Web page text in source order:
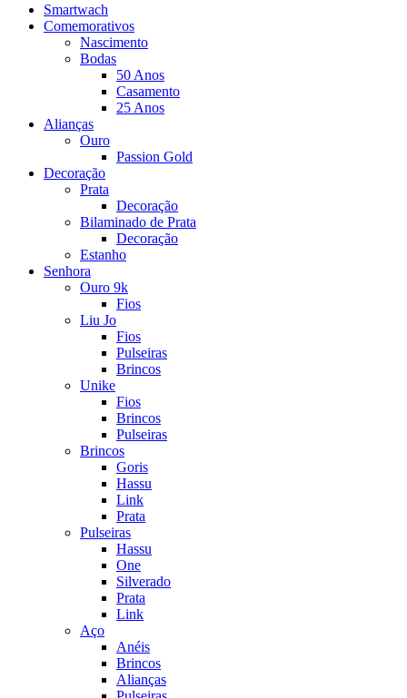
Smartwach
Comemorativos
Nascimento
Bodas
50 Anos
Casamento
25 Anos
Alianças
Ouro
Passion Gold
Decoração
Prata
Decoração
Bilaminado de Prata
Decoração
Estanho
Senhora
Ouro 9k
Fios
Liu Jo
Fios
Pulseiras
Brincos
Unike
Fios
Brincos
Pulseiras
Brincos
Goris
Hassu
Link
Prata
Pulseiras
Hassu
One
Silverado
Prata
Link
Aço
Anéis
Brincos
Alianças